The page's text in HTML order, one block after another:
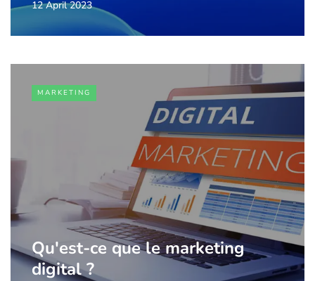
12 April 2023
MARKETING
Qu'est-ce que le marketing
digital ?